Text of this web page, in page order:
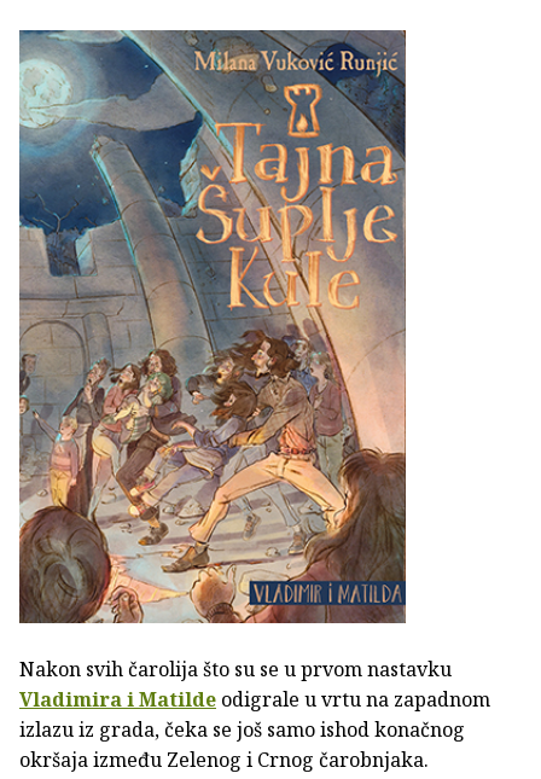
Nakon svih čarolija što su se u prvom nastavku
Vladimira i Matilde odigrale u vrtu na zapadnom
izlazu iz grada, čeka se još samo ishod konačnog
okršaja između Zelenog i Crnog čarobnjaka.